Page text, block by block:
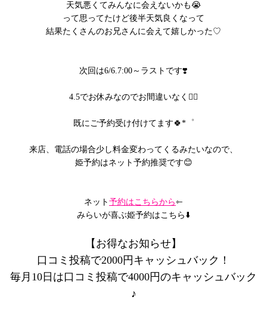
天気悪くてみんなに会えないかも😭
って思ってたけど後半天気良くなって
結果たくさんのお兄さんに会えて嬉しかった♡
次回は6/6.7:00～ラストです❣️
4.5でお休みなのでお間違いなく🙇‍♂️
既にご予約受け付けてます🍀*゜
来店、電話の場合少し料金変わってくるみたいなので、
姫予約はネット予約推奨です😊
ネット 予約はこちらから⇽
みらいが喜ぶ姫予約はこちら⬇️
【お得なお知らせ】
口コミ投稿で2000円キャッシュバック！
毎月10日は口コミ投稿で4000円のキャッシュバック
♪